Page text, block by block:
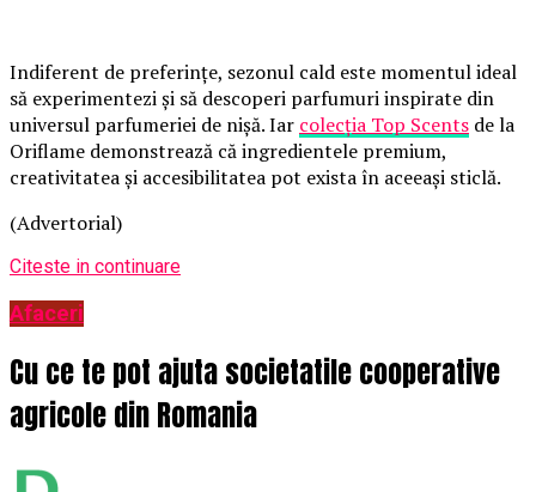
Indiferent de preferințe, sezonul cald este momentul ideal
să experimentezi și să descoperi parfumuri inspirate din
universul parfumeriei de nișă. Iar colecția Top Scents de la
Oriflame demonstrează că ingredientele premium,
creativitatea și accesibilitatea pot exista în aceeași sticlă.
(Advertorial)
Citeste in continuare
Afaceri
Cu ce te pot ajuta societatile cooperative
agricole din Romania